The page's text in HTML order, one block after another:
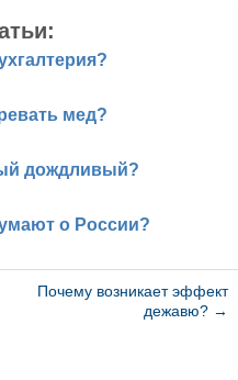
мед?
дождливый?
о России?
Почему возникает эффект
дежавю? →